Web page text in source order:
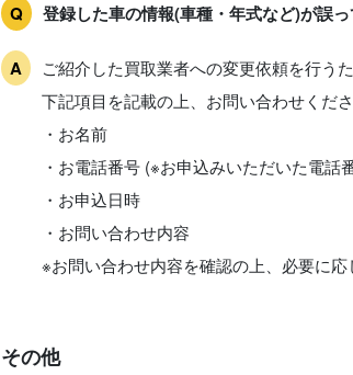
登録した車の情報(車種・年式など)が誤
ご紹介した買取業者への変更依頼を行う
下記項目を記載の上、お問い合わせくださ
・お名前
・お電話番号 (※お申込みいただいた電話
・お申込日時
・お問い合わせ内容
※お問い合わせ内容を確認の上、必要に応
その他